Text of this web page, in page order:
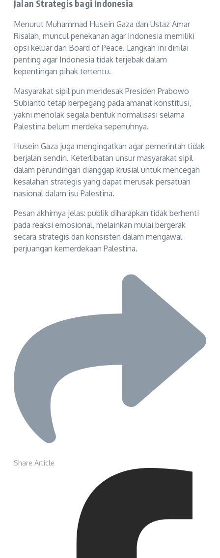
Jalan Strategis bagi Indonesia
Menurut Muhammad Husein Gaza dan Ustaz Amar
Risalah, muncul penekanan agar Indonesia memiliki
opsi keluar dari Board of Peace. Langkah ini dinilai
penting agar Indonesia tidak terjebak dalam
kepentingan pihak tertentu.
Masyarakat sipil pun mendesak Presiden Prabowo
Subianto tetap berpegang pada amanat konstitusi,
yakni menolak segala bentuk normalisasi selama
Palestina belum merdeka sepenuhnya.
Husein Gaza juga mengingatkan agar pemerintah tidak
berjalan sendiri. Keterlibatan unsur masyarakat sipil
dalam perundingan dianggap krusial untuk mencegah
kesalahan strategis yang dapat merusak persatuan
nasional dalam isu Palestina.
Pesan akhirnya jelas: publik diharapkan tidak berhenti
pada reaksi emosional, melainkan mulai bergerak
secara strategis dan konsisten dalam mengawal
perjuangan kemerdekaan Palestina.
Share Article